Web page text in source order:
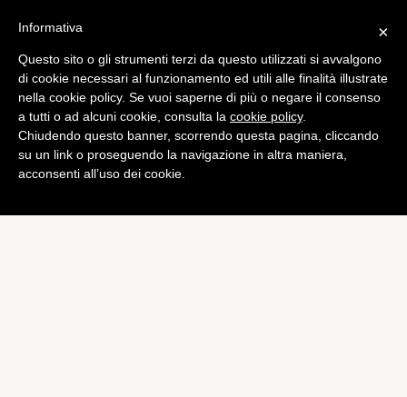
×
Informativa
Questo sito o gli strumenti terzi da questo utilizzati si avvalgono
di cookie necessari al funzionamento ed utili alle finalità illustrate
nella cookie policy. Se vuoi saperne di più o negare il consenso
a tutti o ad alcuni cookie, consulta la cookie policy.
Chiudendo questo banner, scorrendo questa pagina, cliccando
su un link o proseguendo la navigazione in altra maniera,
acconsenti all’uso dei cookie.